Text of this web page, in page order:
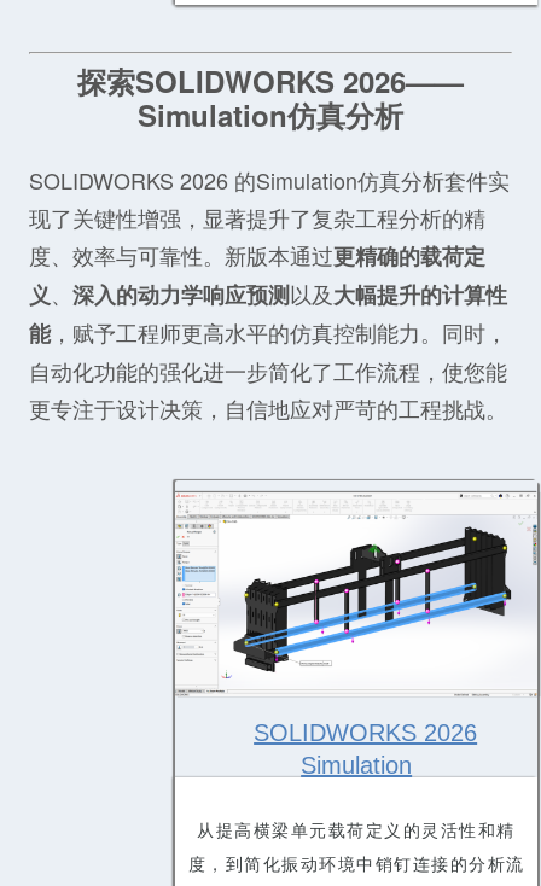
探索SOLIDWORKS 2026——
Simulation仿真分析
SOLIDWORKS 2026 的Simulation仿真分析套件实
现了关键性增强，显著提升了复杂工程分析的精
度、效率与可靠性。新版本通过更精确的载荷定
义、 深入的动力学响应预测以及大幅提升的计算性
能，赋予工程师更高水平的仿真控制能力。同时，
自动化功能的强化进一步简化了工作流程，使您能
更专注于设计决策，自信地应对严苛的工程挑战。
SOLIDWORKS 2026
Simulation
从提高横梁单元载荷定义的灵活性和精
度，到简化振动环境中销钉连接的分析流